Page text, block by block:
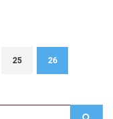
25 26